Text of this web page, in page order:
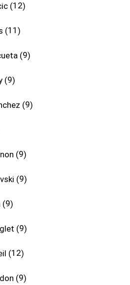
12
11
9
9
9
9
9
9
9
12
9